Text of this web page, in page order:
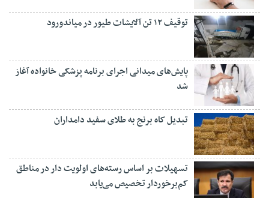
توقیف ۱۲ تن آلایشات طیور در میاندورود
پایش‌های میدانی اجرای برنامه پزشکی خانواده آغاز
شد
تبدیل کاه برنج به طلای سفید دامداران
تسهیلات بر اساس رسته‌های اولویت دار در مناطق
کم‌برخوردار تخصیص می‌یابد